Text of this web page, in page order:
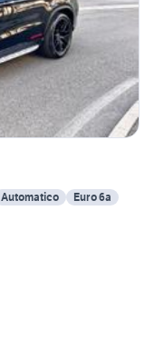
Automatico Euro 6a